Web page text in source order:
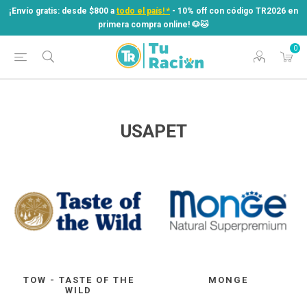
¡Envío gratis: desde $800 a todo el país! * - 10% off con código TR2026 en
primera compra online! ​🐶​🐱
0
¡Envío gratis: desde $800 atodo el país! *
- 10% off con código TR2026 en
primera compra online! ​🐶​🐱
USAPET
TOW - TASTE OF THE
WILD
MONGE